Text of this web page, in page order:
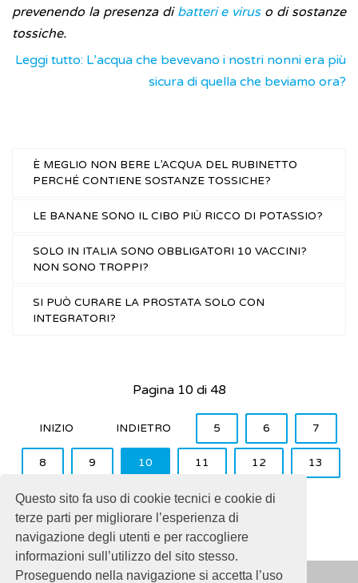
Questo sito fa uso di cookie tecnici e cookie di
terze parti per migliorare l’esperienza di
navigazione degli utenti e per raccogliere
informazioni sull’utilizzo del sito stesso.
Proseguendo nella navigazione si accetta l’uso
prevenendo la presenza di batteri e viruso di sostanze
tossiche.
Leggi tutto: L’acqua che bevevano i nostri nonni era più
sicura di quella che beviamo ora?
È MEGLIO NON BERE L’ACQUA DEL RUBINETTO
PERCHÉ CONTIENE SOSTANZE TOSSICHE?
LE BANANE SONO IL CIBO PIÙ RICCO DI POTASSIO?
SOLO IN ITALIA SONO OBBLIGATORI 10 VACCINI?
NON SONO TROPPI?
SI PUÒ CURARE LA PROSTATA SOLO CON
INTEGRATORI?
Pagina 10 di 48
INIZIO INDIETRO 5 6 7
8 9 10 11 12 13
14 AVANTI FINE